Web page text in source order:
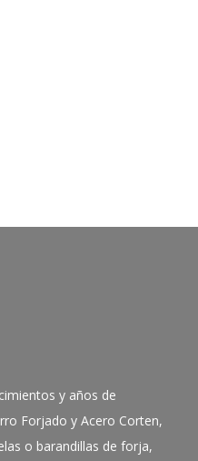
y años de
Forjado y Acero Corten,
o barandillas de forja,